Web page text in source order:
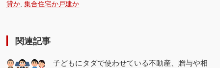
貸か,集合住宅か戸建か
関連記事
子どもにタダで使わせている不動産、贈与や相